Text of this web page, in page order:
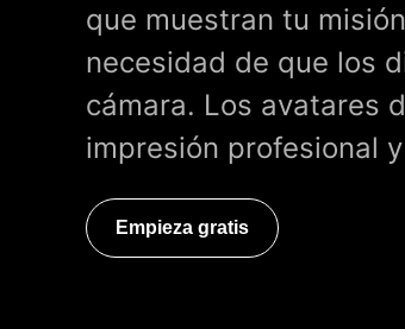
que muestran tu
necesidad de que los
cámara. Los avatares
impresión profesional
Empieza gratis